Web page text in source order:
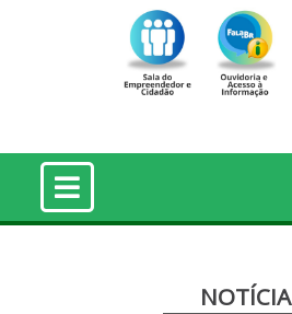
NOTÍCIA